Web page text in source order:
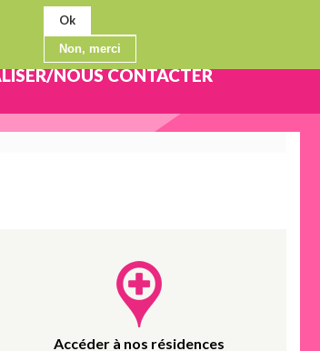
Ok
Non, merci
NOUS CONTACTER
Accéder à nos résidences